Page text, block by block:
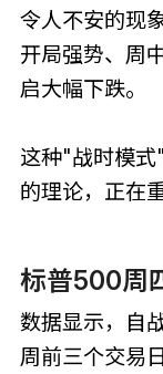
令人不安的现象
开局强势、周
启大幅下跌。
这种"战时模
的理论，正在
标普500周
数据显示，自
周前三个交易